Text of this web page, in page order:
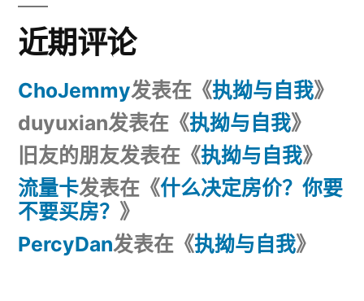
近期评论
ChoJemmy发表在《执拗与自我》
duyuxian发表在《执拗与自我》
旧友的朋友发表在《执拗与自我》
流量卡发表在《什么决定房价？你要
不要买房？ 》
PercyDan发表在《执拗与自我》